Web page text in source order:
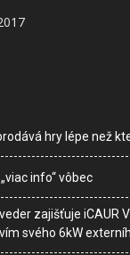
hry lépe než
info“ vôbec
zajišťuje iCAUR
svého 6kW